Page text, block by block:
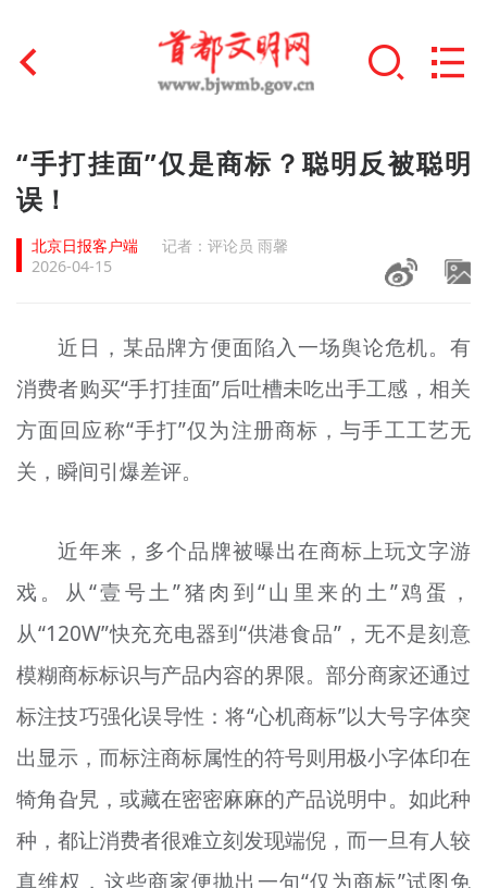
首页
文明创建
文明实践
未成年人思想道德建设
榜样人物
+
身边好人
北京宣传文化引导基金
宣传思想文化人才
专题
资料库
+
“手打挂面”仅是商标？聪明反被聪明
误！
北京日报客户端
记者：评论员 雨馨
2026-04-15
近日，某品牌方便面陷入一场舆论危机。有
消费者购买“手打挂面”后吐槽未吃出手工感，相关
方面回应称“手打”仅为注册商标，与手工工艺无
关，瞬间引爆差评。
近年来，多个品牌被曝出在商标上玩文字游
戏。从“壹号土”猪肉到“山里来的土”鸡蛋，
从“120W”快充充电器到“供港食品”，无不是刻意
模糊商标标识与产品内容的界限。部分商家还通过
标注技巧强化误导性：将“心机商标”以大号字体突
出显示，而标注商标属性的符号则用极小字体印在
犄角旮旯，或藏在密密麻麻的产品说明中。如此种
种，都让消费者很难立刻发现端倪，而一旦有人较
真维权，这些商家便抛出一句“仅为商标”试图免